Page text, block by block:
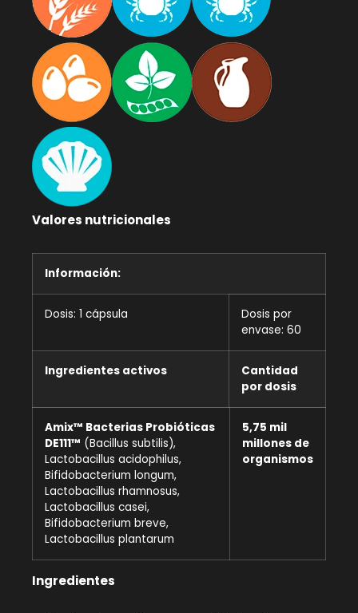
Valores nutricionales
Información:
Dosis: 1 cápsula
Dosis por
envase: 60
Ingredientes activos
Cantidad
por dosis
Amix™ Bacterias Probióticas
DE111™ (Bacillus subtilis),
Lactobacillus acidophilus,
Bifidobacterium longum,
Lactobacillus rhamnosus,
Lactobacillus casei,
Bifidobacterium breve,
Lactobacillus plantarum
5,75 mil
millones de
organismos
Ingredientes